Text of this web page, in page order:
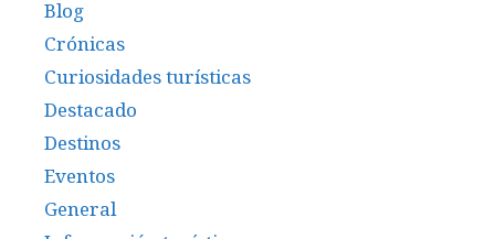
Blog
Crónicas
Curiosidades turísticas
Destacado
Destinos
Eventos
General